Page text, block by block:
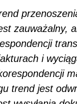
zauważalny,
i
trend jest